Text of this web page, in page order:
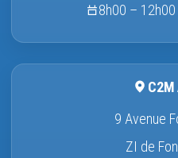
8h00 –
9 Avenue
ZI de